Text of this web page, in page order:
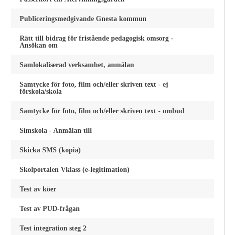
Publiceringsmedgivande Gnesta kommun
Rätt till bidrag för fristående pedagogisk omsorg -
Ansökan om
Samlokaliserad verksamhet, anmälan
Samtycke för foto, film och/eller skriven text - ej
förskola/skola
Samtycke för foto, film och/eller skriven text - ombud
Simskola - Anmälan till
Skicka SMS (kopia)
Skolportalen Vklass (e-legitimation)
Test av köer
Test av PUD-frågan
Test integration steg 2